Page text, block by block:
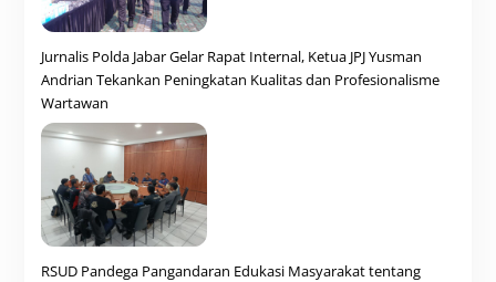
Jurnalis Polda Jabar Gelar Rapat Internal, Ketua JPJ Yusman
Andrian Tekankan Peningkatan Kualitas dan Profesionalisme
Wartawan
RSUD Pandega Pangandaran Edukasi Masyarakat tentang